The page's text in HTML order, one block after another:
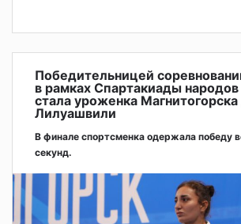
Победительницей
в рамках Спартакиады народов
стала уроженка
Лилуашвили
В финале спортсменка одержала победу
секунд.